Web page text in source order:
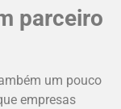
parceiro
um pouco
empresas